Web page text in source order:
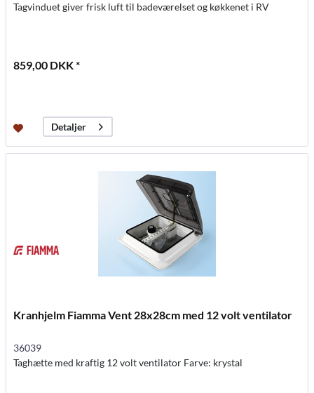
Tagvinduet giver frisk luft til badeværelset og køkkenet i RV
859,00 DKK *
Detaljer
Kranhjelm Fiamma Vent 28x28cm med 12 volt ventilator
36039
Taghætte med kraftig 12 volt ventilator Farve: krystal